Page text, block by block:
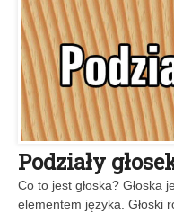
Podziały
Co to jest głoska? Głoska
elementem języka. Głoski